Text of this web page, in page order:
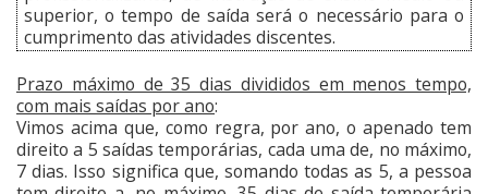
superior, o tempo de saída será o necessário para o
cumprimento das atividades discentes.
Prazo máximo de 35 dias divididos em menos tempo,
com mais saídas por ano:
Vimos acima que, como regra, por ano, o apenado tem
direito a 5 saídas temporárias, cada uma de, no máximo,
7 dias. Isso significa que, somando todas as 5, a pessoa